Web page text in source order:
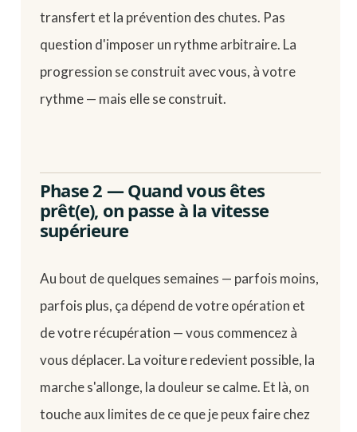
transfert et la prévention des chutes. Pas
question d'imposer un rythme arbitraire. La
progression se construit avec vous, à votre
rythme — mais elle se construit.
Phase 2 — Quand vous êtes
prêt(e), on passe à la vitesse
supérieure
Au bout de quelques semaines — parfois moins,
parfois plus, ça dépend de votre opération et
de votre récupération — vous commencez à
vous déplacer. La voiture redevient possible, la
marche s'allonge, la douleur se calme. Et là, on
touche aux limites de ce que je peux faire chez